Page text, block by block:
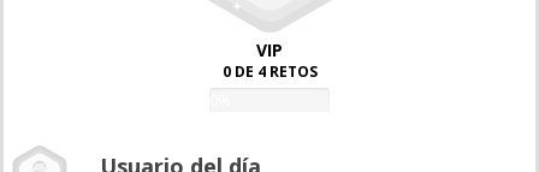
VIP
0 DE 4 RETOS
Usuario del día